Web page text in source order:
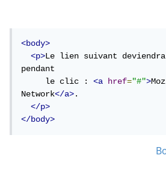
<body>
<p>Le lien suivant
pendant
     le clic :
<a href="#">
Network</a>.
</p>
</body>